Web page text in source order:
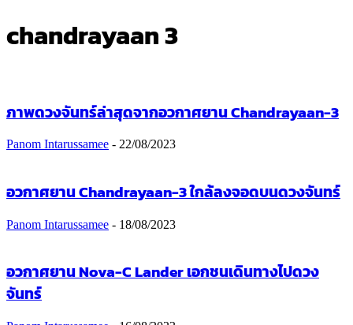
chandrayaan 3
ภาพดวงจันทร์ล่าสุดจากอวกาศยาน Chandrayaan-3
Panom Intarussamee - 22/08/2023
อวกาศยาน Chandrayaan-3 ใกล้ลงจอดบนดวงจันทร์
Panom Intarussamee - 18/08/2023
อวกาศยาน Nova-C Lander เอกชนเดินทางไปดวง
จันทร์